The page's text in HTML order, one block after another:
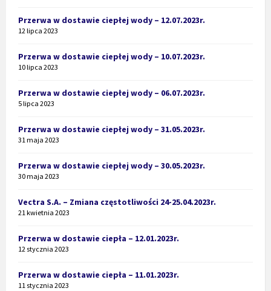
Przerwa w dostawie ciepłej wody – 12.07.2023r.
12 lipca 2023
Przerwa w dostawie ciepłej wody – 10.07.2023r.
10 lipca 2023
Przerwa w dostawie ciepłej wody – 06.07.2023r.
5 lipca 2023
Przerwa w dostawie ciepłej wody – 31.05.2023r.
31 maja 2023
Przerwa w dostawie ciepłej wody – 30.05.2023r.
30 maja 2023
Vectra S.A. – Zmiana częstotliwości 24-25.04.2023r.
21 kwietnia 2023
Przerwa w dostawie ciepła – 12.01.2023r.
12 stycznia 2023
Przerwa w dostawie ciepła – 11.01.2023r.
11 stycznia 2023